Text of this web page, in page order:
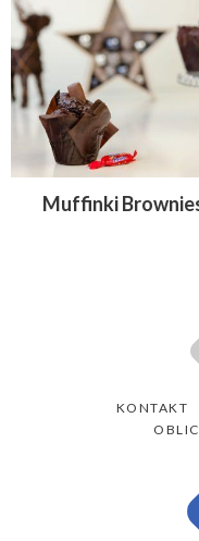
Muffinki
KONTAKT